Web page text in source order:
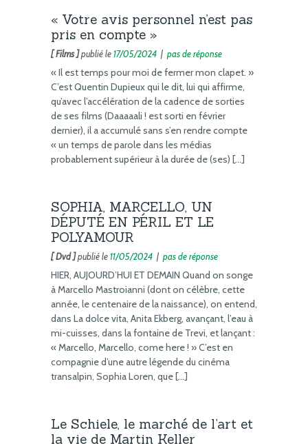
« Votre avis personnel n’est pas
pris en compte »
[ Films ]publié le17/05/2024 | pas de réponse
« Il est temps pour moi de fermer mon clapet. »
C’est Quentin Dupieux qui le dit, lui qui affirme,
qu’avec l’accélération de la cadence de sorties
de ses films (Daaaaali ! est sorti en février
dernier), il a accumulé sans s’en rendre compte
« un temps de parole dans les médias
probablement supérieur à la durée de (ses) […]
SOPHIA, MARCELLO, UN
DÉPUTÉ EN PÉRIL ET LE
POLYAMOUR
[ Dvd ]publié le11/05/2024 | pas de réponse
HIER, AUJOURD’HUI ET DEMAIN Quand on songe
à Marcello Mastroianni (dont on célèbre, cette
année, le centenaire de la naissance), on entend,
dans La dolce vita, Anita Ekberg, avançant, l’eau à
mi-cuisses, dans la fontaine de Trevi, et lançant :
« Marcello, Marcello, come here ! » C’est en
compagnie d’une autre légende du cinéma
transalpin, Sophia Loren, que […]
Le Schiele, le marché de l’art et
la vie de Martin Keller